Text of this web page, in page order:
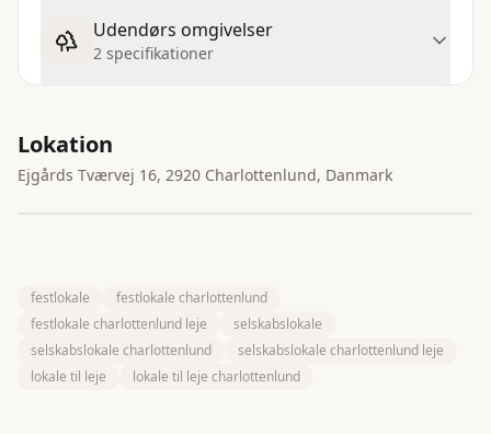
Udendørs omgivelser
2 specifikationer
Lokation
Ejgårds Tværvej 16, 2920 Charlottenlund, Danmark
festlokale
festlokale charlottenlund
festlokale charlottenlund leje
selskabslokale
selskabslokale charlottenlund
selskabslokale charlottenlund leje
lokale til leje
lokale til leje charlottenlund